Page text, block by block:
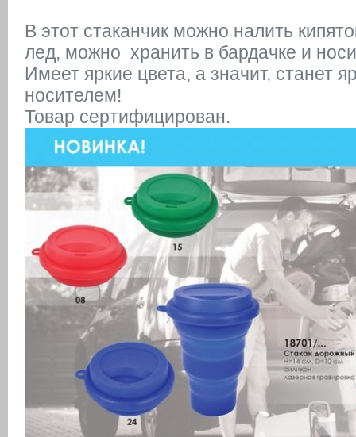
В этот стаканчик можно налить
лед, можно хранить в бардачке и
Имеет яркие цвета, а значит, станет
носителем!
Товар сертифицирован.